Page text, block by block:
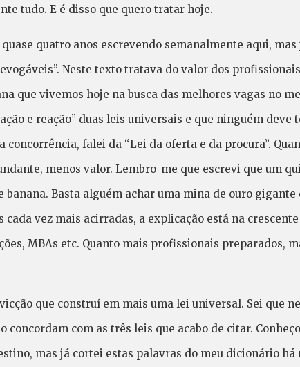
tudo. E é disso que quero tratar hoje.
quatro anos escrevendo semanalmente aqui,
Neste texto tratava do valor dos
que vivemos hoje na busca das melhores vagas no
e reação” duas leis universais e que ninguém deve
falei da “Lei da oferta e da procura”.
menos valor. Lembro-me que escrevi que um
Basta alguém achar uma mina de ouro gigante
cada vez mais acirradas, a explicação está na
MBAs etc. Quanto mais profissionais preparados,
que construí em mais uma lei universal. Sei que
concordam com as três leis que acabo de citar.
mas já cortei estas palavras do meu dicionário